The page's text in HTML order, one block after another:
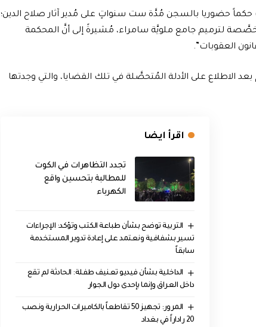
حكماً حضوريا بالسجن مُدَّة ست سنواتٍ على مُدير آثار صلاح الدين؛
مليارات دينارمُخصَّصة لترميم جامع ملويَّة سامراء، مُشيرةً إلى أنَّ المحكمة
بعد الاطلاع على الأدلة المُتحصَّلة في تلك القضايا، والتي وجدتها
اقرأ ايضا
تجدد التظاهرات في الكوت
للمطالبة بتحسين واقع
الكهرباء
التربية توضح بشأن طباعة الكتب وتؤكد: الإجراءات
تسير بشفافية ونعتمد على إعادة تدوير المستخدمة
سابقاً
الداخلية بشأن فيديو تعنيف طفلة: الحادثة لم تقع
داخل العراق وإنما بإحدى دول الجوار
المرور: تجهيز 50 تقاطعاً بالكاميرات الحرارية ونصب
20 راداراً في بغداد